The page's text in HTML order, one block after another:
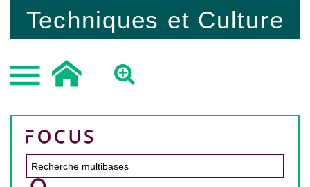
Techniques et Culture